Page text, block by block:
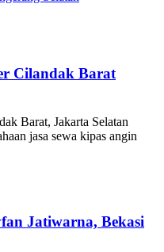
Cilandak Barat
Barat, Jakarta Selatan
jasa sewa kipas angin
Jatiwarna, Bekasi